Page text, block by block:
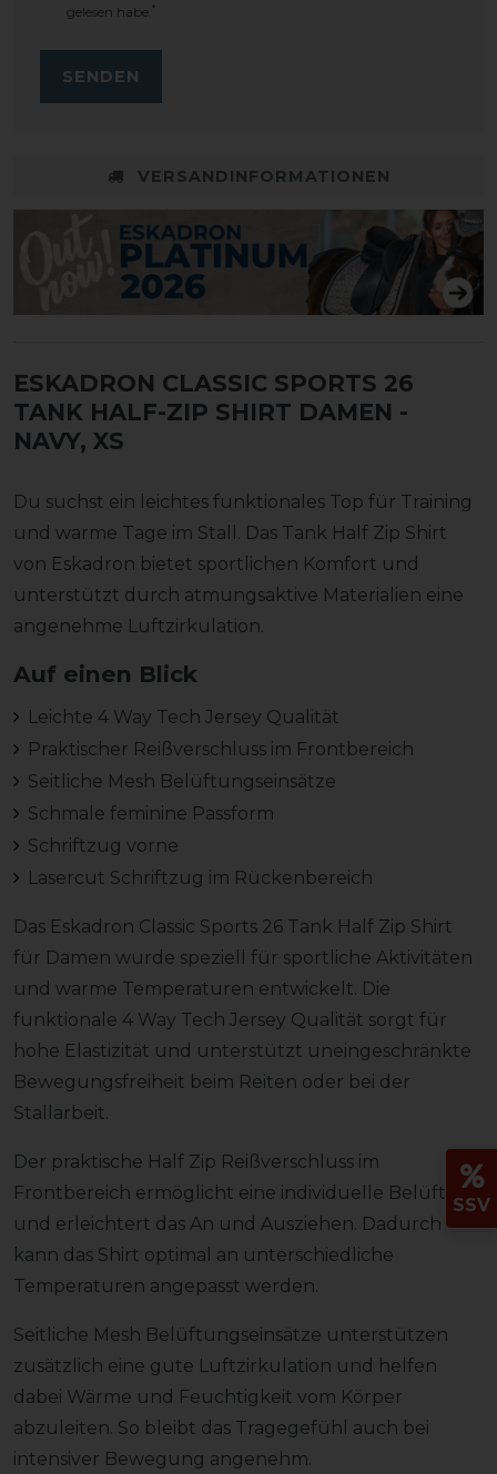
gelesen habe. *
SENDEN
VERSANDINFORMATIONEN
ESKADRON CLASSIC SPORTS 26
TANK HALF-ZIP SHIRT DAMEN -
NAVY, XS
Du suchst ein leichtes funktionales Top für Training
und warme Tage im Stall. Das Tank Half Zip Shirt
von Eskadron bietet sportlichen Komfort und
unterstützt durch atmungsaktive Materialien eine
angenehme Luftzirkulation.
Auf einen Blick
Leichte 4 Way Tech Jersey Qualität
Praktischer Reißverschluss im Frontbereich
Seitliche Mesh Belüftungseinsätze
Schmale feminine Passform
Schriftzug vorne
Lasercut Schriftzug im Rückenbereich
Das Eskadron Classic Sports 26 Tank Half Zip Shirt
für Damen wurde speziell für sportliche Aktivitäten
und warme Temperaturen entwickelt. Die
funktionale 4 Way Tech Jersey Qualität sorgt für
hohe Elastizität und unterstützt uneingeschränkte
Bewegungsfreiheit beim Reiten oder bei der
Stallarbeit.
Der praktische Half Zip Reißverschluss im
Frontbereich ermöglicht eine individuelle Belüftung
und erleichtert das An und Ausziehen. Dadurch
kann das Shirt optimal an unterschiedliche
Temperaturen angepasst werden.
Seitliche Mesh Belüftungseinsätze unterstützen
zusätzlich eine gute Luftzirkulation und helfen
dabei Wärme und Feuchtigkeit vom Körper
abzuleiten. So bleibt das Tragegefühl auch bei
intensiver Bewegung angenehm.
SSV